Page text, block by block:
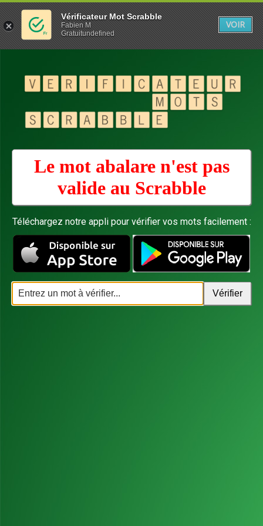
Le mot abalare n'est pas
valide au Scrabble
Téléchargez notre appli pour vérifier vos mots facilement :
Vérificateur Mot Scrabble
Fabien M
Gratuitundefined
VOIR